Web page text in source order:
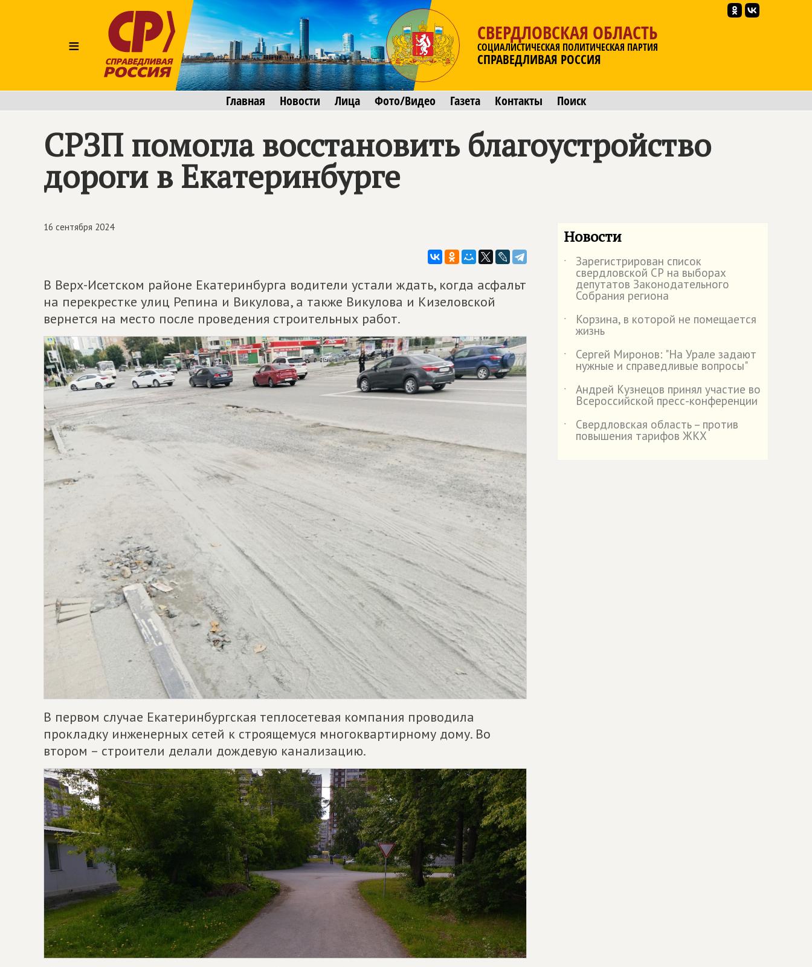
≡
СВЕРДЛОВСКАЯ ОБЛАСТЬ
СОЦИАЛИСТИЧЕСКАЯ ПОЛИТИЧЕСКАЯ ПАРТИЯ
СПРАВЕДЛИВАЯ РОССИЯ
Главная Новости Лица Фото/Видео Газета Контакты Поиск
СРЗП помогла восстановить благоустройство
дороги в Екатеринбурге
16 сентября 2024
В Верх-Исетском районе Екатеринбурга водители устали ждать, когда асфальт
на перекрестке улиц Репина и Викулова, а также Викулова и Кизеловской
вернется на место после проведения строительных работ.
В первом случае Екатеринбургская теплосетевая компания проводила
прокладку инженерных сетей к строящемуся многоквартирному дому. Во
втором – строители делали дождевую канализацию.
Новости
˙ Зарегистрирован список
свердловской СР на выборах
депутатов Законодательного
Собрания региона
˙
Корзина, в которой не помещается
жизнь
˙
Сергей Миронов: "На Урале задают
нужные и справедливые вопросы"
˙
Андрей Кузнецов принял участие во
Всероссийской пресс-конференции
˙
Свердловская область – против
повышения тарифов ЖКХ